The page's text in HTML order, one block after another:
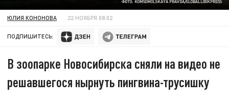
ФОТО: KOMSOMOLSKAYA PRAVDA/GLOBALLOOKPRESS
ЮЛИЯ КОНОНОВА 22 НОЯБРЯ 08:02
ПОДПИШИТЕСЬ:
В зоопарке Новосибирска сняли на видео не
решавшегося нырнуть пингвина-трусишку